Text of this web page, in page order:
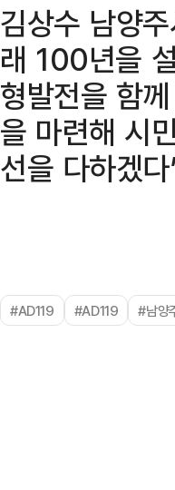
김상수 남양
래 100년을
형발전을 함
을 마련해 시
선을 다하겠
#AD119 #AD119 #남양